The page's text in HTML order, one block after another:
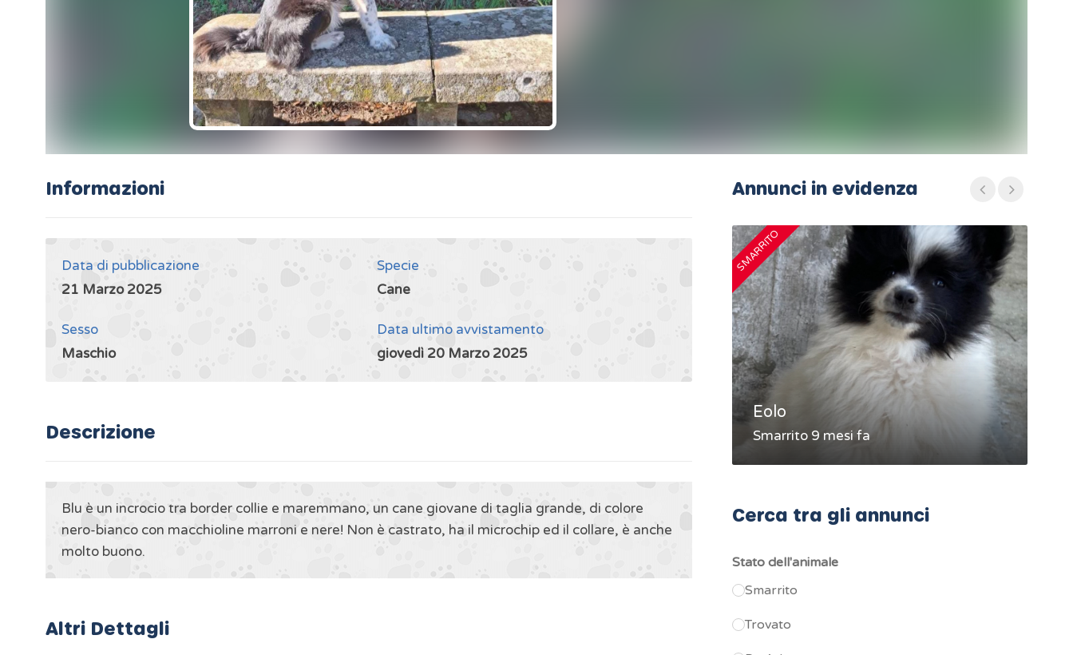
Informazioni
Data di pubblicazione
21 Marzo 2025
Specie
Cane
Sesso
Maschio
Data ultimo avvistamento
giovedì 20 Marzo 2025
Descrizione
Blu è un incrocio tra border collie e maremmano, un cane giovane di taglia grande, di colore
nero-bianco con macchioline marroni e nere! Non è castrato, ha il microchip ed il collare, è anche
molto buono.
Altri Dettagli
Annunci in evidenza
SMARRITO
Eolo
Smarrito 9 mesi fa
Cerca tra gli annunci
Stato dell'animale
Smarrito
Trovato